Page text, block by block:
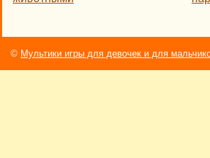
© Мультики игры для девочек и для